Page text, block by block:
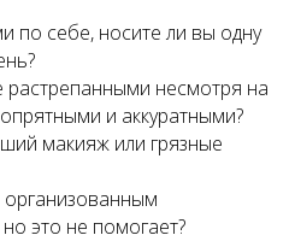
по себе, носите ли вы одну
растрепанными несмотря на
и аккуратными?
макияж или грязные
это не помогает?